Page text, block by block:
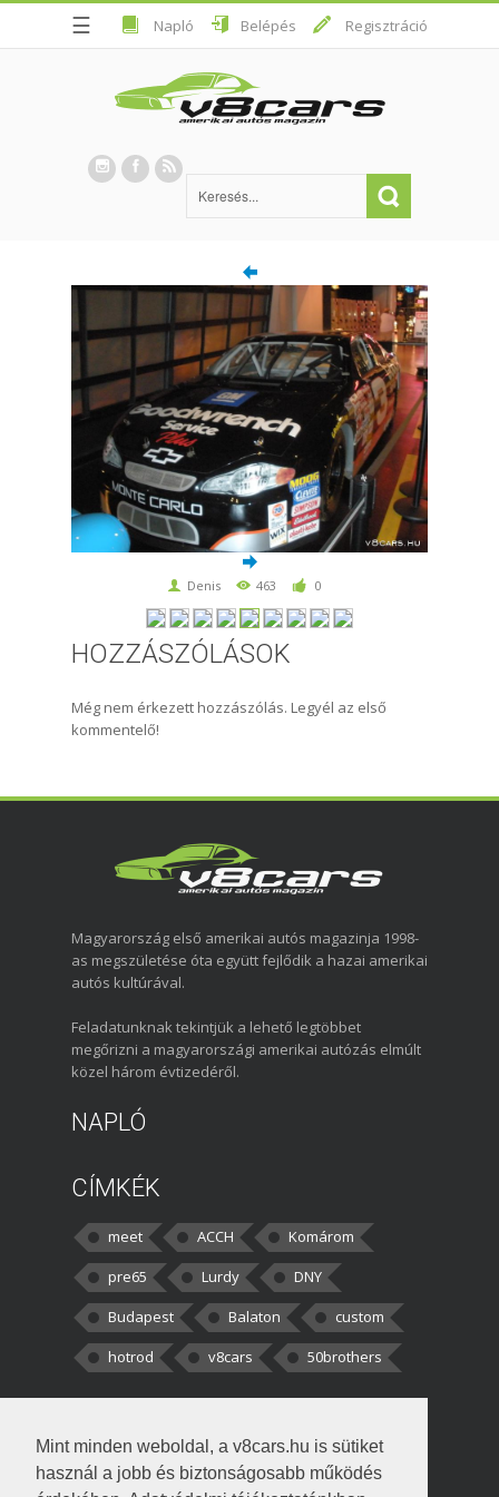
Mint minden weboldal, a v8cars.hu is sütiket
használ a jobb és biztonságosabb működés
☰ Napló Belépés Regisztráció
Denis 463 0
HOZZÁSZÓLÁSOK
Még nem érkezett hozzászólás. Legyél az első
kommentelő!
Magyarország első amerikai autós magazinja 1998-
as megszületése óta együtt fejlődik a hazai amerikai
autós kultúrával.
Feladatunknak tekintjük a lehető legtöbbet
megőrizni a magyarországi amerikai autózás elmúlt
közel három évtizedéről.
NAPLÓ
CÍMKÉK
meet ACCH
Komárom
pre65
Lurdy
DNY
Budapest
Balaton
custom
hotrod
v8cars 50brothers
kortisz:Elszúrtam! Én csak két
darabbaal számoltam. Nem tudtam, hogy fél autót,